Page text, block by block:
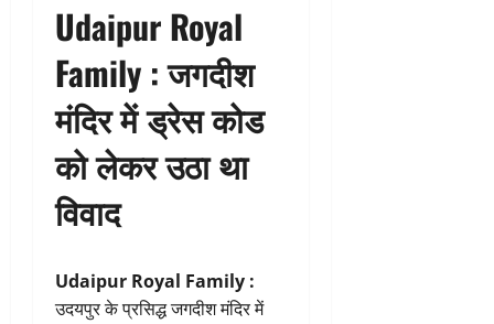
Udaipur Royal
Family : जगदीश
मंदिर में ड्रेस कोड
को लेकर उठा था
विवाद
Udaipur Royal Family :
उदयपुर के प्रसिद्ध जगदीश मंदिर में